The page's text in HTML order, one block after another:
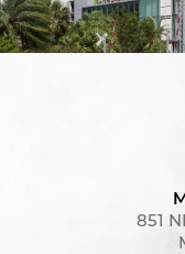
851